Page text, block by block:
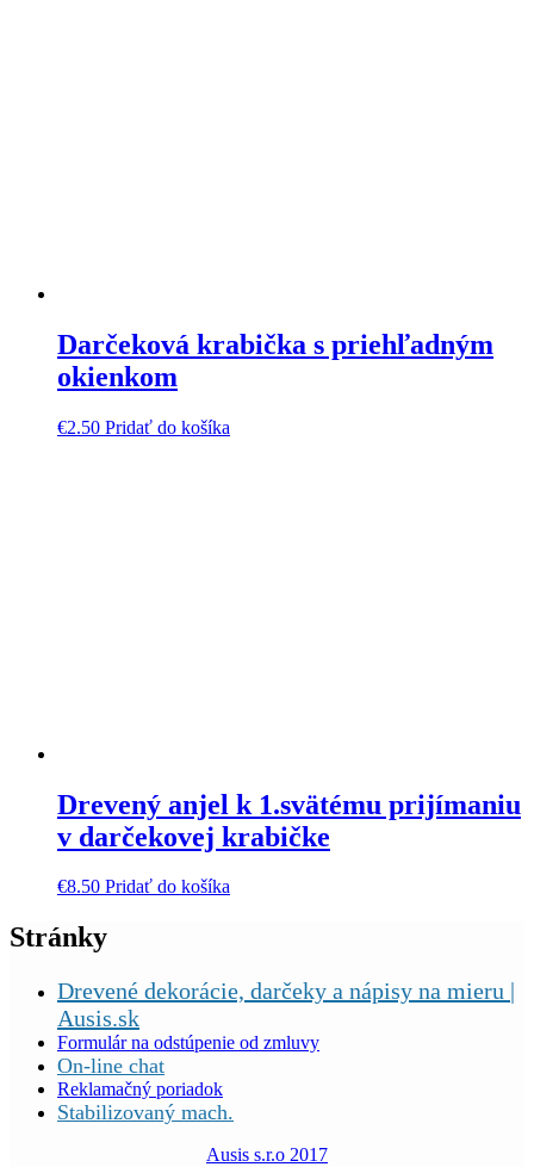
Darčeková krabička s priehľadným
okienkom
€2.50 Pridať do košíka
Drevený anjel k 1.svätému prijímaniu
v darčekovej krabičke
€8.50 Pridať do košíka
Stránky
Drevené dekorácie, darčeky a nápisy na mieru |
Ausis.sk
Formulár na odstúpenie od zmluvy
On-line chat
Reklamačný poriadok
Stabilizovaný mach.
Ausis s.r.o 2017